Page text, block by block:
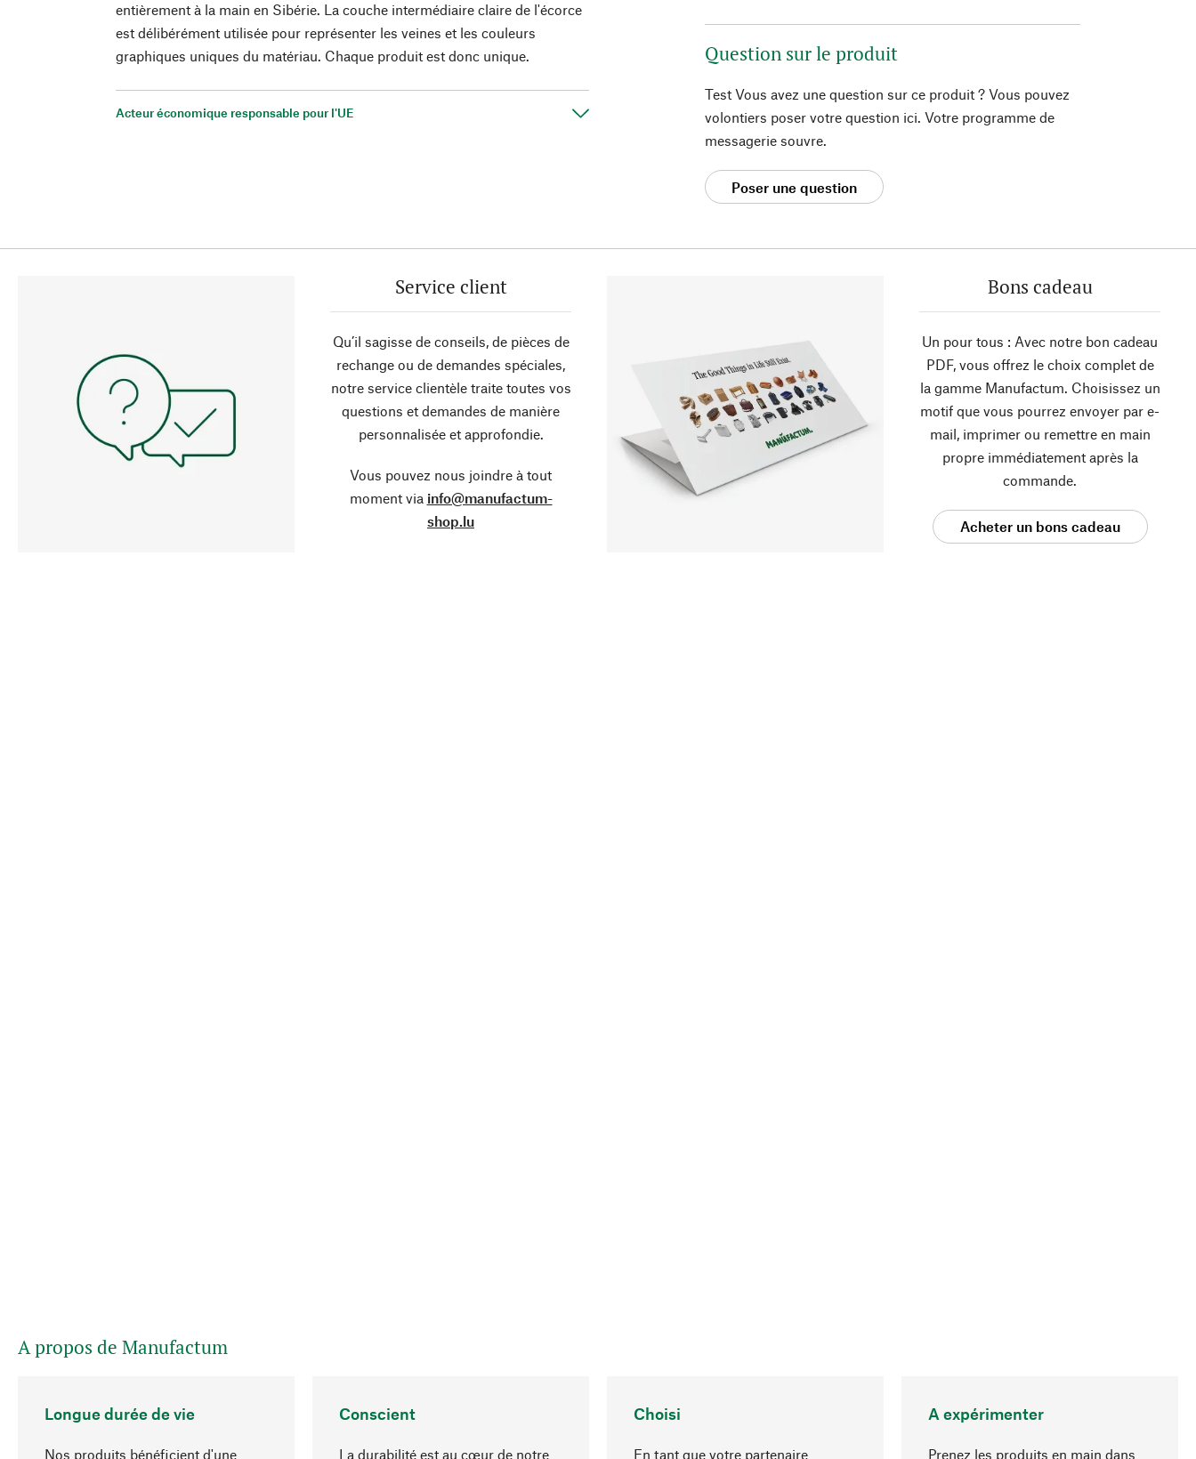
entièrement à la main en Sibérie. La couche intermédiaire claire de l'écorce
est délibérément utilisée pour représenter les veines et les couleurs
graphiques uniques du matériau. Chaque produit est donc unique.
Acteur économique responsable pour l'UE
Question sur le produit
Test Vous avez une question sur ce produit ? Vous pouvez
volontiers poser votre question ici. Votre programme de
messagerie souvre.
Poser une question
Service client
Qu’il sagisse de conseils, de pièces de
rechange ou de demandes spéciales,
notre service clientèle traite toutes vos
questions et demandes de manière
personnalisée et approfondie.
Vous pouvez nous joindre à tout
moment via info@manufactum-
shop.lu
Bons cadeau
Un pour tous : Avec notre bon cadeau
PDF, vous offrez le choix complet de
la gamme Manufactum. Choisissez un
motif que vous pourrez envoyer par e-
mail, imprimer ou remettre en main
propre immédiatement après la
commande.
Acheter un bons cadeau
A propos de Manufactum
Longue durée de vie
Nos produits bénéficient d'une
Conscient
La durabilité est au cœur de notre
Choisi
En tant que votre partenaire
A expérimenter
Prenez les produits en main dans